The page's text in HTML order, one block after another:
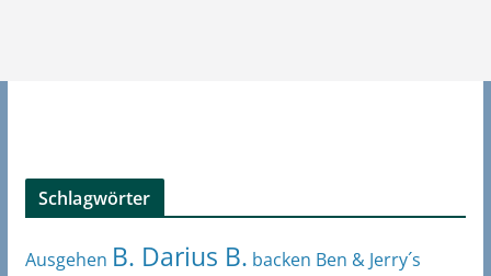
Schlagwörter
Ausgehen B. Darius B. backen Ben & Jerry´s